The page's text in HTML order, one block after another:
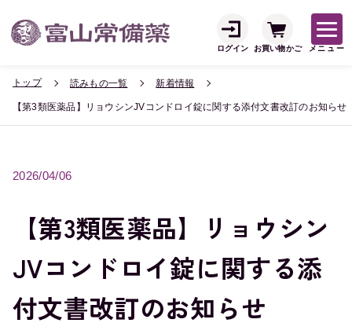
ログイン お買い物かご メニュー
トップ 読みもの一覧 新着情報
【第3類医薬品】リョウシンJVコンドロイ錠に関する添付文書改訂のお知らせ
2026/04/06
【第3類医薬品】リョウシン
JVコンドロイ錠に関する添
付文書改訂のお知らせ